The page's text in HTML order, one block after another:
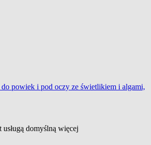
powiek i pod oczy ze świetlikiem i algami,
domyślną więcej